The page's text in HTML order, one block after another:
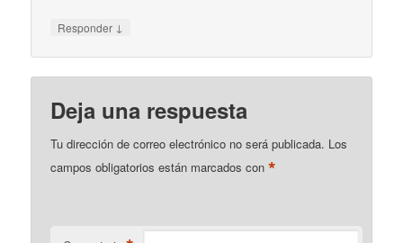
Responder ↓
Deja una respuesta
Tu dirección de correo electrónico no será publicada. Los
campos obligatorios están marcados con*